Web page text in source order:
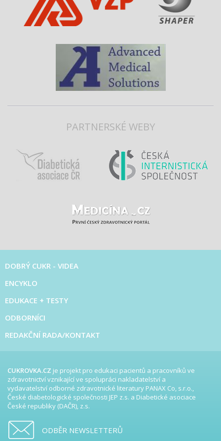
PARTNERSKÉ WEBY
DOBRÝ CUKR - VIDEA
ENCYKLO
EDUKACE + TESTY
ODBORNÍCI
REDAKČNÍ RADA/KONTAKT
CUKROVKA.CZ je projekt pro edukaci pacientů a pracovníků ve
zdravotnictví vznikající ve spolupráci nakladatelství a
vydavatelství odborné zdravotnické literatury PANAX Co, s.r.o.,
České diabetologické společnosti JEP z.s. a Diabetické asociace
České republiky (DAČR), z.s.
ODBĚR NEWSLETTERŮ